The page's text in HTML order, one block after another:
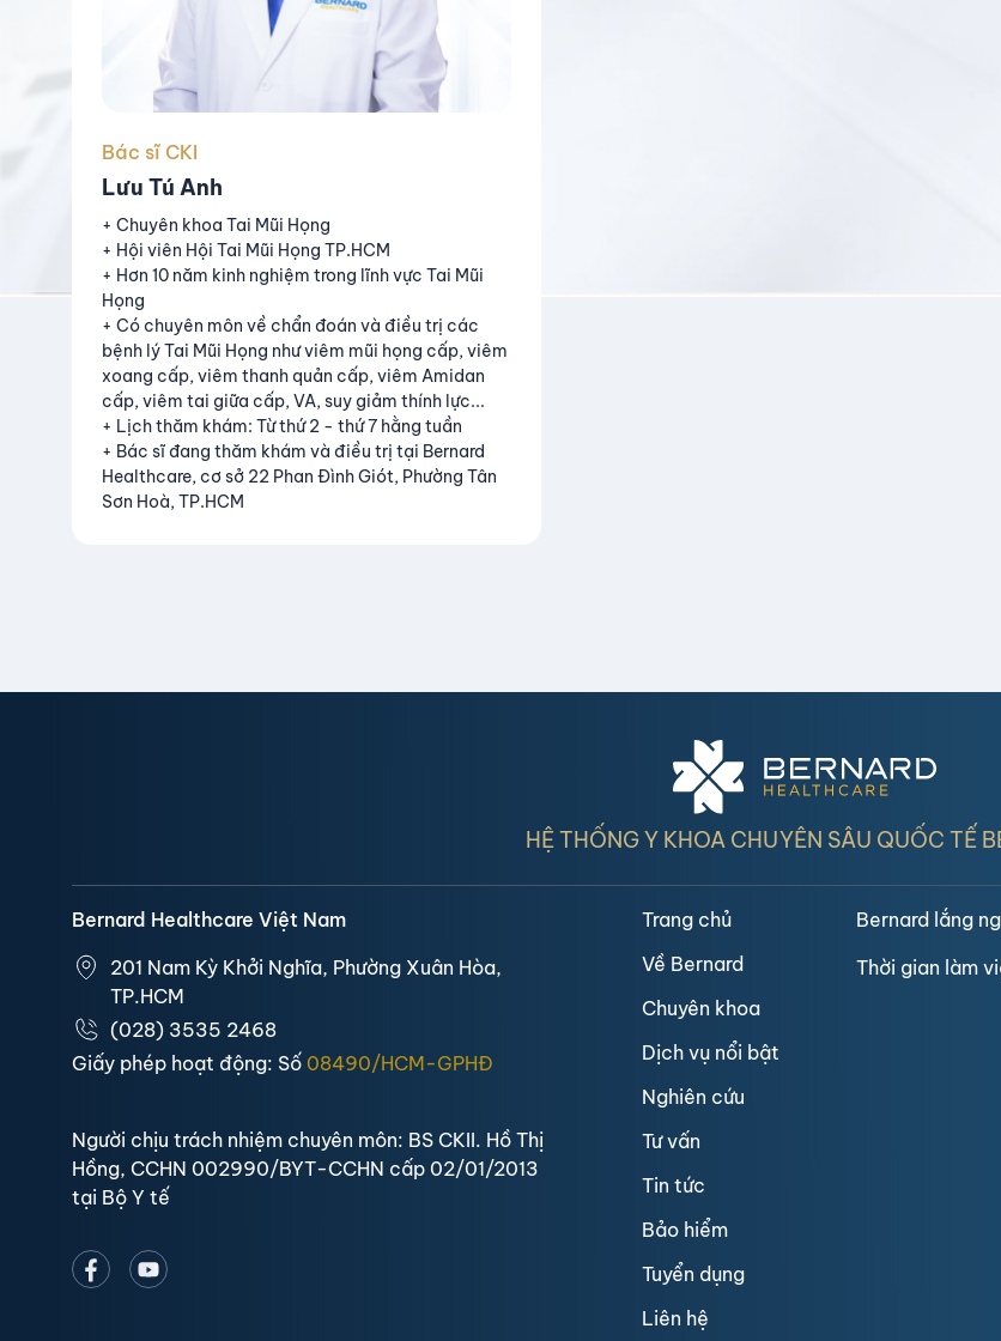
Bác sĩ CKI
Lưu Tú Anh
+ Chuyên khoa Tai Mũi Họng
+ Hội viên Hội Tai Mũi Họng TP.HCM
+ Hơn 10 năm kinh nghiệm trong lĩnh vực Tai Mũi
Họng
+ Có chuyên môn về chẩn đoán và điều trị các
bệnh lý Tai Mũi Họng như viêm mũi họng cấp, viêm
xoang cấp, viêm thanh quản cấp, viêm Amidan
cấp, viêm tai giữa cấp, VA, suy giảm thính lực...
+ Lịch thăm khám: Từ thứ 2 - thứ 7 hằng tuần
+ Bác sĩ đang thăm khám và điều trị tại Bernard
Healthcare, cơ sở 22 Phan Đình Giót, Phường Tân
Sơn Hoà, TP.HCM
HỆ THỐNG Y KHOA CHUYÊN SÂU QUỐC TẾ
Bernard Healthcare Việt Nam
201 Nam Kỳ Khởi Nghĩa, Phường Xuân Hòa,
TP.HCM
(028) 3535 2468
Giấy phép hoạt động: Số 08490/HCM-GPHĐ
Người chịu trách nhiệm chuyên môn: BS CKII. Hồ Thị
Hồng, CCHN 002990/BYT-CCHN cấp 02/01/2013
tại Bộ Y tế
Trang chủ
Về Bernard
Chuyên khoa
Dịch vụ nổi bật
Nghiên cứu
Tư vấn
Tin tức
Bảo hiểm
Tuyển dụng
Liên hệ
Bernard lắng
Thời gian làm